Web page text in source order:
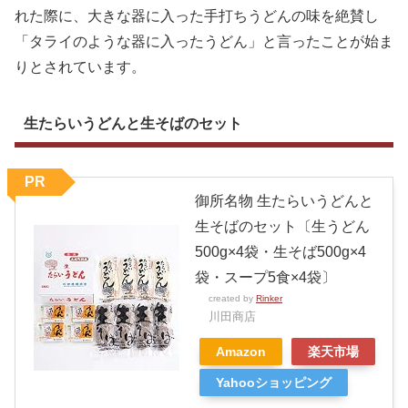
れた際に、大きな器に入った手打ちうどんの味を絶賛し
「タライのような器に入ったうどん」と言ったことが始ま
りとされています。
生たらいうどんと生そばのセット
御所名物 生たらいうどんと
生そばのセット〔生うどん
500g×4袋・生そば500g×4
袋・スープ5食×4袋〕
created by Rinker
川田商店
Amazon 楽天市場
Yahooショッピング
PR